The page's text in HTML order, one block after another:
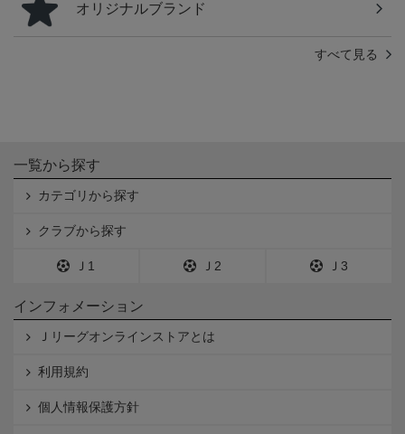
オリジナルブランド
すべて見る
一覧から探す
カテゴリから探す
クラブから探す
Ｊ1 Ｊ2 Ｊ3
インフォメーション
Ｊリーグオンラインストアとは
利用規約
個人情報保護方針